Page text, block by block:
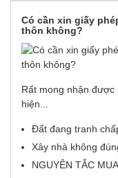
Có cần xin giấy
thôn không?
Rất mong nhận
hiện...
Đất đang tranh
Xây nhà không
NGUYÊN TẮC